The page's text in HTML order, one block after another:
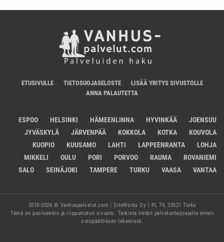
ETUSIVULLE TIETOSUOJASELOSTE
LISÄÄ YRITYS SIVUSTOLLE
ANNA PALAUTETTA
ESPOO HELSINKI HÄMEENLINNA HYVINKÄÄ
JOENSUU
JYVÄSKYLÄ
JÄRVENPÄÄ KOKKOLA KOTKA
KOUVOLA
KUOPIO
KUUSAMO LAHTI LAPPEENRANTA
LOHJA
MIKKELI
OULU PORI PORVOO RAUMA
ROVANIEMI
SALO
SEINÄJOKI TAMPERE TURKU VAASA VANTAA
2018-2026 © Vanhuspalvelut.com | SiteWorks Oy | PL 79, 20521 Turku
Tämä on puolueeton ja riippumaton sivusto. Tarkista tiedot palveluntarjoajalta ennen
ostopäätöksen tekemistä.